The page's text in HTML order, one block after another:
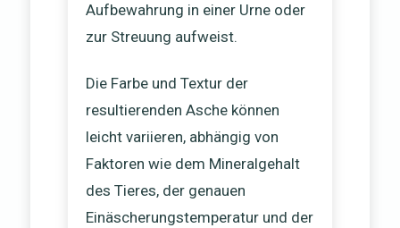
Aufbewahrung in einer Urne oder
zur Streuung aufweist.
Die Farbe und Textur der
resultierenden Asche können
leicht variieren, abhängig von
Faktoren wie dem Mineralgehalt
des Tieres, der genauen
Einäscherungstemperatur und der